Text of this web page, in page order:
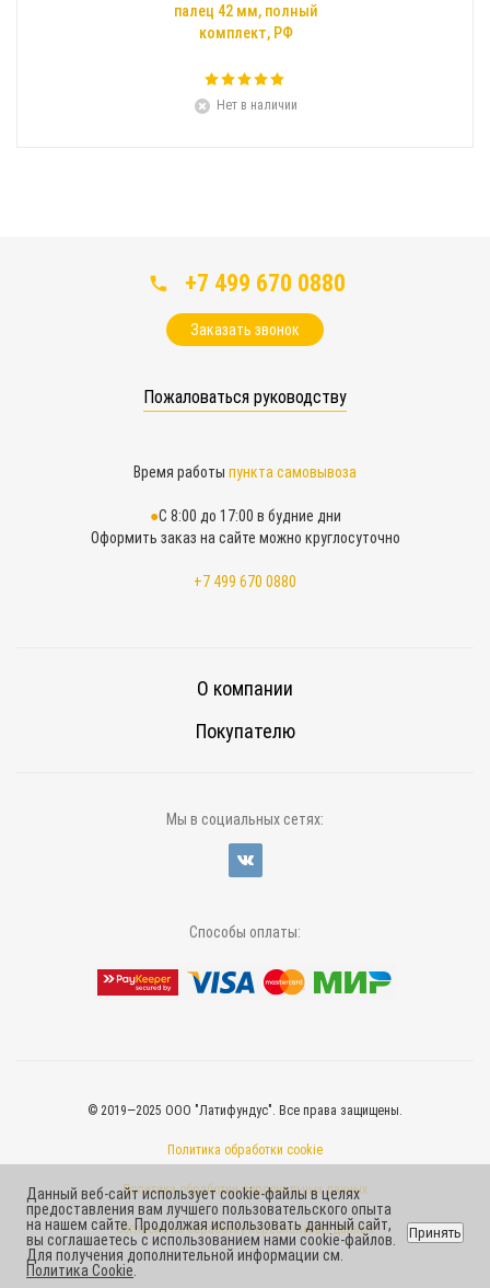
палец 42 мм, полный
комплект, РФ
Нет в наличии
+7 499 670 0880
Заказать звонок
Пожаловаться руководству
Время работы пункта самовывоза
С 8:00 до 17:00 в будние дни
Оформить заказ на сайте можно круглосуточно
+7 499 670 0880
О компании
Покупателю
Мы в социальных сетях:
Способы оплаты:
© 2019—2025 ООО "Латифундус". Все права защищены.
Политика обработки cookie
Политика обработки персональных данных
Согласие на обработку персональных данных
Данный веб-сайт использует cookie-файлы в целях
предоставления вам лучшего пользовательского опыта
на нашем сайте. Продолжая использовать данный сайт,
вы соглашаетесь с использованием нами cookie-файлов.
Для получения дополнительной информации см.
Политика Cookie
Принять